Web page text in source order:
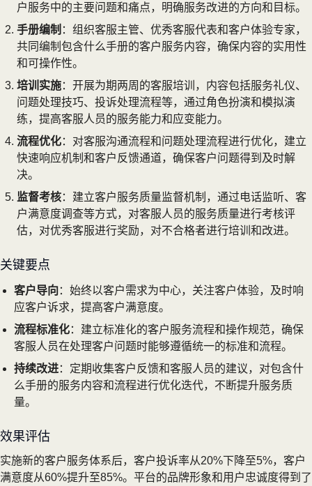
户服务中的主要问题和痛点，明确服务改进的方向和目标。
手册编制 ：组织客服主管、优秀客服代表和客户体验专家，
共同编制包含什么手册的客户服务内容，确保内容的实用性
和可操作性。
培训实施：开展为期两周的客服培训，内容包括服务礼仪、
问题处理技巧、投诉处理流程等，通过角色扮演和模拟演
练，提高客服人员的服务能力和应变能力。
流程优化：对客服沟通流程和问题处理流程进行优化，建立
快速响应机制和客户反馈通道，确保客户问题得到及时解
决。
监督考核：建立客户服务质量监督机制，通过电话监听、客
户满意度调查等方式，对客服人员的服务质量进行考核评
估，对优秀客服进行奖励，对不合格者进行培训和改进。
关键要点
客户导向 ：始终以客户需求为中心，关注客户体验，及时响
应客户诉求，提高客户满意度。
流程标准化：建立标准化的客户服务流程和操作规范，确保
客服人员在处理客户问题时能够遵循统一的标准和流程。
持续改进：定期收集客户反馈和客服人员的建议，对包含什
么手册的服务内容和流程进行优化迭代，不断提升服务质
量。
效果评估
实施新的客户服务体系后，客户投诉率从20%下降至5%，客户
满意度从60%提升至85%。平台的品牌形象和用户忠诚度得到了